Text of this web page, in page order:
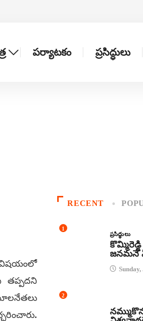
పర్యాటకం ప్రసిద్ధులు
తప్పదని
RECENT
1
ప్రసిద్ధులు
జనమనే
2